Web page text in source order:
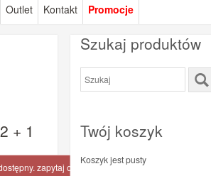
Outlet Kontakt Promocje
+ 1
zapytaj o produkt/dostępność
Szukaj produktów
Twój koszyk
Koszyk jest pusty